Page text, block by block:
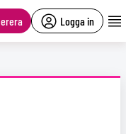
Logga in